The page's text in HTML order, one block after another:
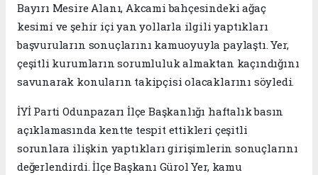
Bayırı Mesire Alanı, Akcami bahçesindeki ağaç
kesimi ve şehir içi yan yollarla ilgili yaptıkları
başvuruların sonuçlarını kamuoyuyla paylaştı. Yer,
çeşitli kurumların sorumluluk almaktan kaçındığını
savunarak konuların takipçisi olacaklarını söyledi.
İYİ Parti Odunpazarı İlçe Başkanlığı haftalık basın
açıklamasında kentte tespit ettikleri çeşitli
sorunlara ilişkin yaptıkları girişimlerin sonuçlarını
değerlendirdi. İlçe Başkanı Gürol Yer, kamu